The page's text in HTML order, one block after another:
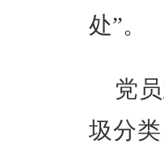
处”。
党
圾分